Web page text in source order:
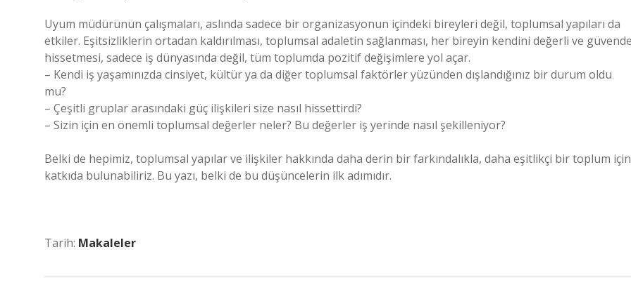
Uyum müdürünün çalışmaları, aslında sadece bir organizasyonun içindeki bireyleri değil, toplumsal yapıları da
etkiler. Eşitsizliklerin ortadan kaldırılması, toplumsal adaletin sağlanması, her bireyin kendini değerli ve
hissetmesi, sadece iş dünyasında değil, tüm toplumda pozitif değişimlere yol açar.
– Kendi iş yaşamınızda cinsiyet, kültür ya da diğer toplumsal faktörler yüzünden dışlandığınız bir durum oldu
mu?
– Çeşitli gruplar arasındaki güç ilişkileri size nasıl hissettirdi?
– Sizin için en önemli toplumsal değerler neler? Bu değerler iş yerinde nasıl şekilleniyor?
Belki de hepimiz, toplumsal yapılar ve ilişkiler hakkında daha derin bir farkındalıkla, daha eşitlikçi bir toplum için
katkıda bulunabiliriz. Bu yazı, belki de bu düşüncelerin ilk adımıdır.
Tarih: Makaleler